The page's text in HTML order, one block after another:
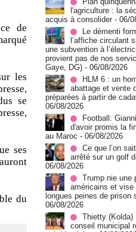
de
les
se
ses
du
l'agriculture : la
acquis à consolider - 06/
Le démenti
l’affiche circulant
une subvention à
provient pas de nos
Gaye, DG) - 06/08/2026
HLM 6 : un
abattage et vente
préparées à partir de
06/08/2026
Football:
d'avoir promis la
au Maroc - 06/08/2026
Ce que l’on
arrêté sur un golf
06/08/2026
Trump nie une
américains et vise
longues peines de prison
06/08/2026
‎Thietty (Kolda)
conseil municipal